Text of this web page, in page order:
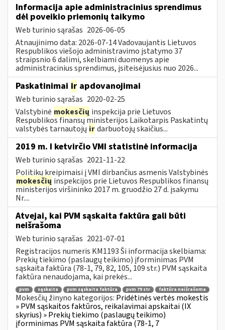
Informacija apie administracinius sprendimus
dėl poveikio priemonių taikymo
Web turinio sąrašas 2026-06-05
Atnaujinimo data: 2026-07-14 Vadovaujantis Lietuvos
Respublikos viešojo administravimo įstatymo 37
straipsnio 6 dalimi, skelbiami duomenys apie
administracinius sprendimus, įsiteisėjusius nuo 2026...
Paskatinimai ir apdovanojimai
Web turinio sąrašas 2020-02-25
Valstybinė mokesčių inspekcija prie Lietuvos
Respublikos finansų ministerijos Laikotarpis Paskatintų
valstybės tarnautojų irdarbuotojų skaičius...
2019 m. I ketvirčio VMI statistinė informacija
Web turinio sąrašas 2021-11-22
Politikų kreipimaisi į VMI dirbančius asmenis Valstybinės
mokesčių inspekcijos prie Lietuvos Respublikos finansų
ministerijos viršininko 2017 m. gruodžio 27 d. įsakymu
Nr....
Atvejai, kai PVM sąskaita faktūra gali būti
neišrašoma
Web turinio sąrašas 2021-07-01
Registracijos numeris KM1193 Ši informacija skelbiama:
Prekių tiekimo (paslaugų teikimo) įforminimas PVM
sąskaita faktūra (78-1, 79, 82, 105, 109 str.) PVM sąskaita
faktūra nenaudojama, kai prekės...
pvm sąskaita pvm sąskaita faktūra pvm 79 str faktūra neišrašoma
Mokesčių žinyno kategorijos: Pridėtinės vertės mokestis
» PVM sąskaitos faktūros, reikalavimai apskaitai (IX
skyrius) » Prekių tiekimo (paslaugų teikimo)
įforminimas PVM sąskaita faktūra (78-1, 7